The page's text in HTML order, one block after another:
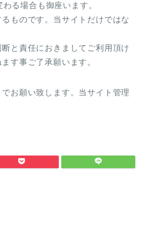
る場合も御座います。
ものです。当サイトだけではな
と責任におきましてご利用頂け
す事ご了承願います。
お願い致します。当サイト管理